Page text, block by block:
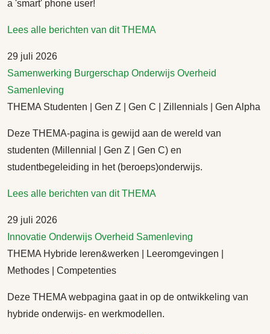
a 'smart' phone user!
Lees alle berichten van dit THEMA
29 juli 2026
Samenwerking Burgerschap Onderwijs Overheid
Samenleving
THEMA Studenten | Gen Z | Gen C | Zillennials | Gen Alpha
Deze THEMA-pagina is gewijd aan de wereld van
studenten (Millennial | Gen Z | Gen C) en
studentbegeleiding in het (beroeps)onderwijs.
Lees alle berichten van dit THEMA
29 juli 2026
Innovatie Onderwijs Overheid Samenleving
THEMA Hybride leren&werken | Leeromgevingen |
Methodes | Competenties
Deze THEMA webpagina gaat in op de ontwikkeling van
hybride onderwijs- en werkmodellen.